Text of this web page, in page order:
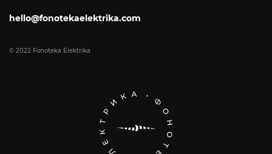
hello@fonotekaelektrika.com
© 2022 Fonoteka Elektrika